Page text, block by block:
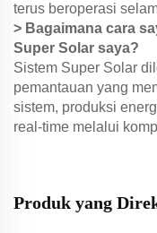
terus beroperasi
> Bagaimana cara
Super Solar saya?
Sistem Super Solar
pemantauan yang
sistem, produksi
real-time melalui
Produk yang